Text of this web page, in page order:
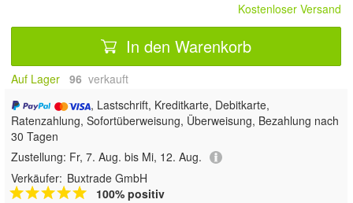
Kostenloser Versand
In den Warenkorb
Auf Lager 96 verkauft
, Lastschrift, Kreditkarte, Debitkarte,
Ratenzahlung, Sofortüberweisung, Überweisung, Bezahlung nach
30 Tagen
Zustellung: Fr, 7. Aug. bis Mi, 12. Aug.
Verkäufer: Buxtrade GmbH
100% positiv